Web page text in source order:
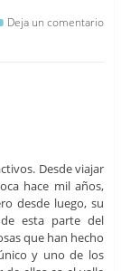
Deja un comentario
Desde viajar
hace mil años,
desde luego, su
esta parte del
que han hecho
y uno de los